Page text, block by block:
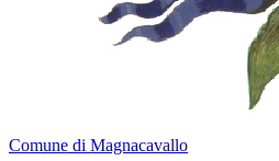
Comune di Magnacavallo